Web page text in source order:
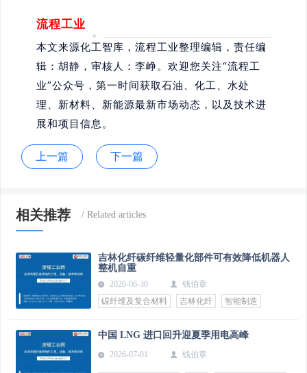
流程工业
本文来源化工智库， 流程工业整理编辑，责任编
辑：胡静，审核人：李峥。欢迎您关注“流程工
业”公众号，第一时间获取石油、化工、水处
理、新材料、新能源最新市场动态，以及技术进
展和项目信息。
上一篇 下一篇
相关推荐
吉林化纤碳纤维轻量化部件可有效降低机器人
整机自重
2026-06-30
钱伯章
碳纤维及复合材料
吉林化纤 智能制造
中国 LNG 进口回升迎夏季用电高峰
2026-07-01 钱伯章